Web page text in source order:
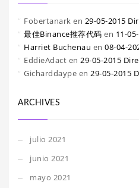
Fobertanark en 29-05-2015
最佳Binance推荐代码 en 11-
Harriet Buchenau en 08-04-
EddieAdact en 29-05-2015
Gicharddaype en 29-05-2015
ARCHIVES
julio 2021
junio 2021
mayo 2021